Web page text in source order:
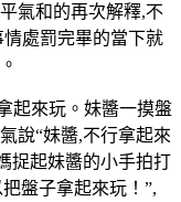
氣和的再次解釋,不
處罰完畢的當下就
起來玩。妹醬一摸盤
說“妹醬,不行拿起來
捉起妹醬的小手拍打
盤子拿起來玩！”,